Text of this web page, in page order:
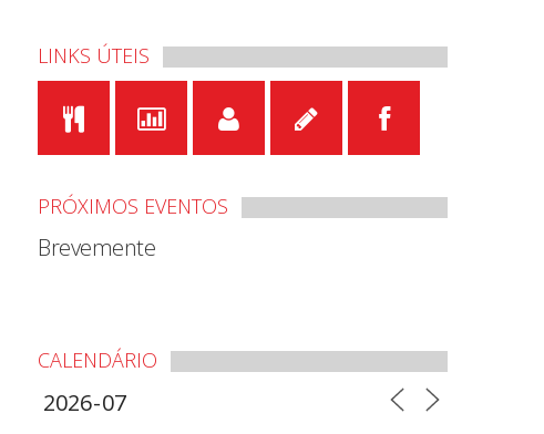
LINKS ÚTEIS
PRÓXIMOS EVENTOS
Brevemente
CALENDÁRIO